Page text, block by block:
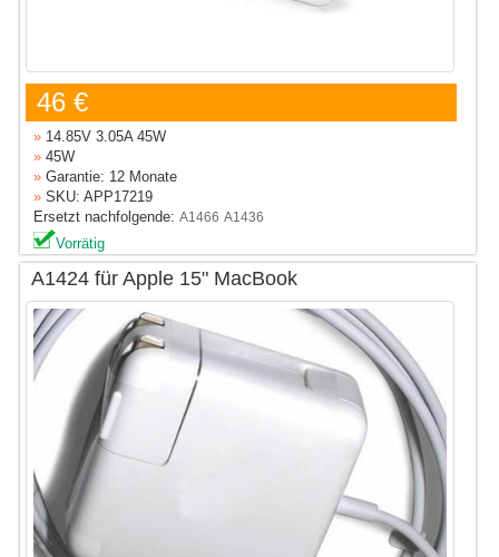
46 €
» 14.85V 3.05A 45W
» 45W
» Garantie: 12 Monate
» SKU: APP17219
Ersetzt nachfolgende:A1466 A1436
Vorrätig
A1424 für Apple 15" MacBook